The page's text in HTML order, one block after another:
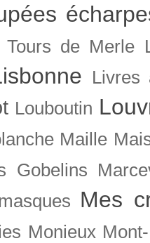
Tours de Merle
Livres
Louboutin
Maille
Gobelins
Mes
Monieux